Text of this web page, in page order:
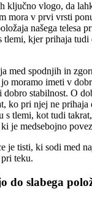
ključno vlogo, da
mora v prvi vrsti
našega telesa
tlemi, kjer prihaja tudi
med spodnjih in
moramo imeti v
dobro stabilnost. O
ko pri njej ne
s tlemi, kot tudi
je medsebojno
je tisti, ki sodi med
teku.
do slabega